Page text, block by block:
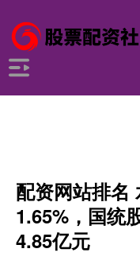
配资网站排名
1.65%，国统
4.85亿元